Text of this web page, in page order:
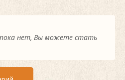
нет, Вы можете стать